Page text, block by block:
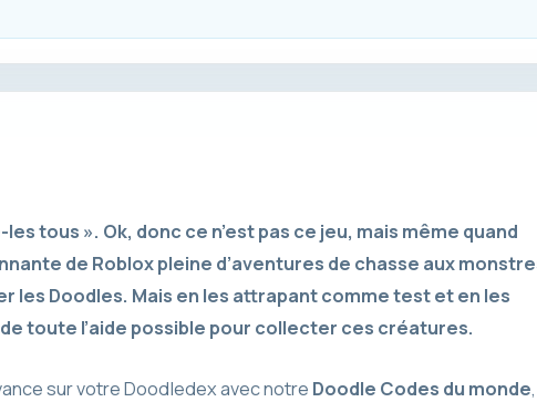
tous ». Ok, donc ce n’est pas ce jeu, mais même quand
de Roblox pleine d’aventures de chasse aux
les Doodles. Mais en les attrapant comme test et en les
toute l’aide possible pour collecter ces créatures.
sur votre Doodledex avec notre Doodle Codes du monde,